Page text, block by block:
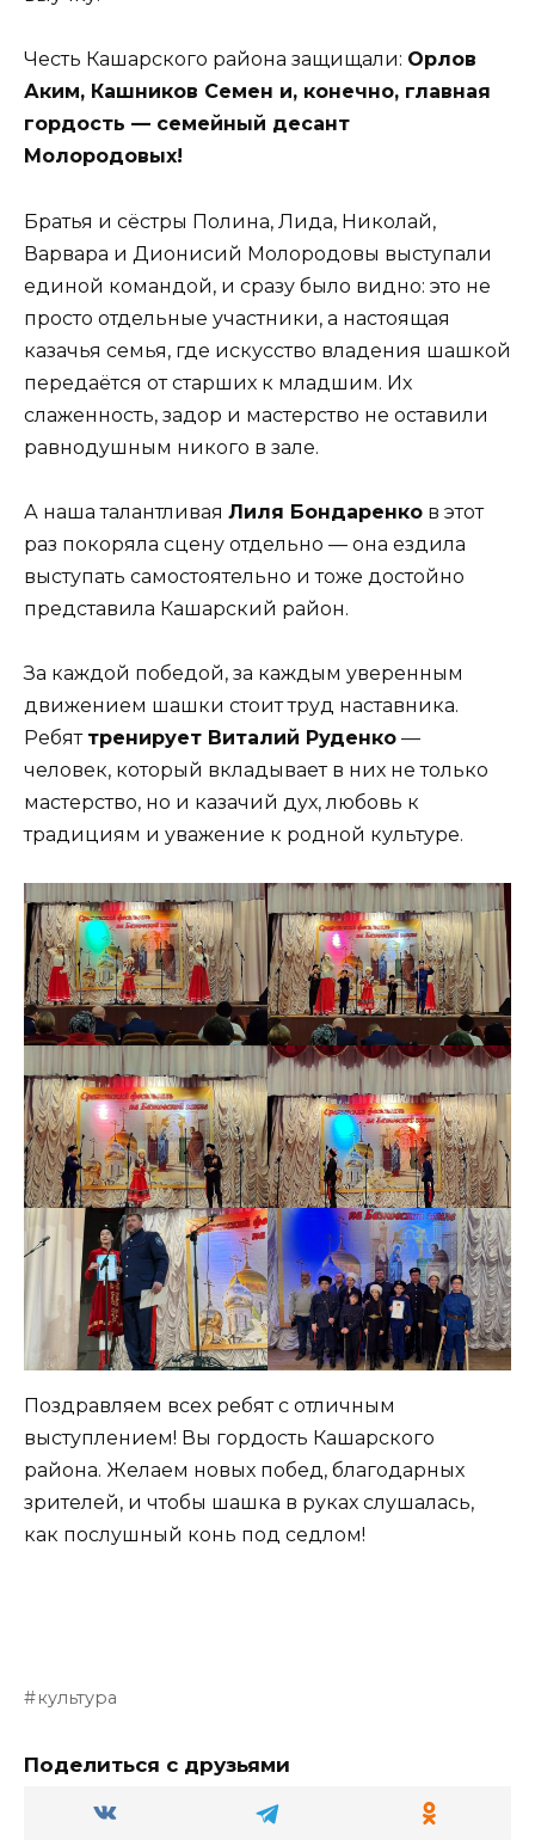
Честь Кашарского района защищали: Орлов
Аким, Кашников Семен и, конечно, главная
гордость — семейный десант
Молородовых!
Братья и сёстры Полина, Лида, Николай,
Варвара и Дионисий Молородовы выступали
единой командой, и сразу было видно: это не
просто отдельные участники, а настоящая
казачья семья, где искусство владения шашкой
передаётся от старших к младшим. Их
слаженность, задор и мастерство не оставили
равнодушным никого в зале.
А наша талантливая Лиля Бондаренко в этот
раз покоряла сцену отдельно — она ездила
выступать самостоятельно и тоже достойно
представила Кашарский район.
За каждой победой, за каждым уверенным
движением шашки стоит труд наставника.
Ребят тренирует Виталий Руденко —
человек, который вкладывает в них не только
мастерство, но и казачий дух, любовь к
традициям и уважение к родной культуре.
Поздравляем всех ребят с отличным
выступлением! Вы гордость Кашарского
района. Желаем новых побед, благодарных
зрителей, и чтобы шашка в руках слушалась,
как послушный конь под седлом!
культура
Поделиться с друзьями